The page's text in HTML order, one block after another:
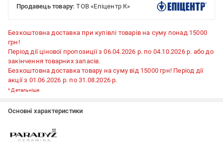
Продавець товару: ТОВ «Епіцентр К»
Безкоштовна доставка при купівлі товарів на суму понад 15000
грн!
Період дії цінової пропозиції з 06.04.2026 р. по 04.10.2026 р. або до
закінчення товарних запасів.
Безкоштовна доставка товару на суму від 15000 грн! Період дії
акції з 01.06.2026 р. по 31.08.2026 р.
*Детальніше
Основні характеристики